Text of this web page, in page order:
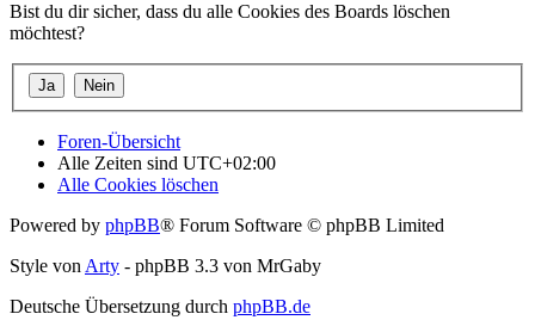
Bist du dir sicher, dass du alle Cookies des Boards löschen
möchtest?
Foren-Übersicht
Alle Zeiten sind UTC+02:00
Alle Cookies löschen
Powered by phpBB® Forum Software © phpBB Limited
Style von Arty - phpBB 3.3 von MrGaby
Deutsche Übersetzung durch phpBB.de